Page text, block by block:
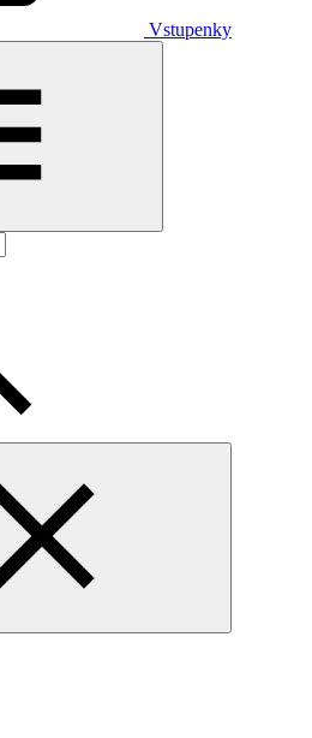
Vstupenky